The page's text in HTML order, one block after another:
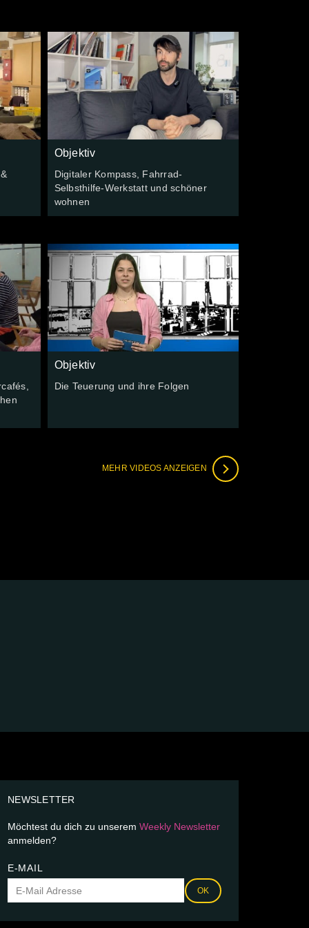
Objektiv
Digitaler Kompass, Fahrrad-
Selbsthilfe-Werkstatt und schöner
wohnen
Objektiv
Die Teuerung und ihre Folgen
MEHR VIDEOS ANZEIGEN
NEWSLETTER
Möchtest du dich zu unserem Weekly Newsletter
anmelden?
E-MAIL
OK